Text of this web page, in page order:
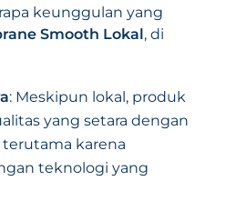
keunggulan yang
Smooth Lokal, di
: Meskipun lokal, produk
yang setara dengan
karena
teknologi yang